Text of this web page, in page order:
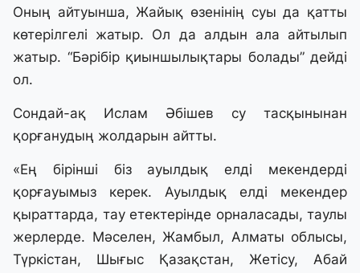
Оның айтуынша, Жайық өзенінің суы да қатты
көтерілгелі жатыр. Ол да алдын ала айтылып
жатыр. “Бәрібір қиыншылықтары болады” дейді
ол.
Сондай-ақ Ислам Әбішев су тасқынынан
қорғанудың жолдарын айтты.
«Ең бірінші біз ауылдық елді мекендерді
қорғауымыз керек. Ауылдық елді мекендер
қыраттарда, тау етектерінде орналасады, таулы
жерлерде. Мәселен, Жамбыл, Алматы облысы,
Түркістан, Шығыс Қазақстан, Жетісу, Абай